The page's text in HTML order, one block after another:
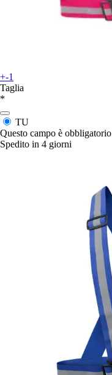
+-1
Taglia
*
TU
Questo campo è obbligatorio
Spedito in 4 giorni